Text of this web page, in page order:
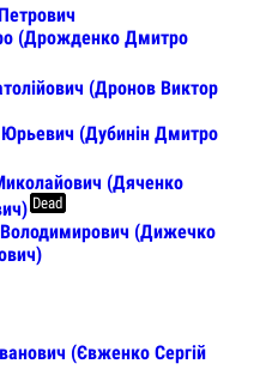
(Дрожденко Дмитро
(Дронов Виктор
(Дубинін Дмитро
(Дяченко
Dead
(Дижечко
(Євженко Сергій